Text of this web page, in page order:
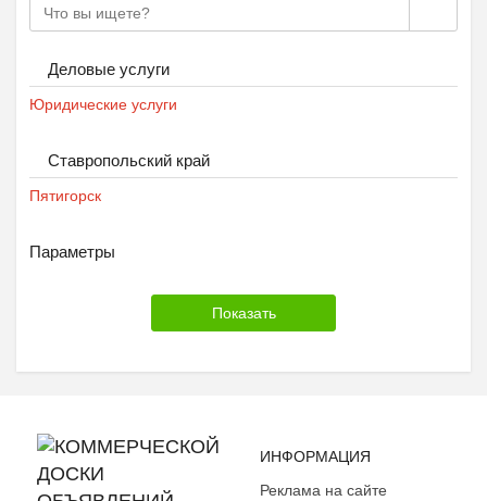
Деловые услуги
Юридические услуги
Ставропольский край
Пятигорск
Параметры
ИНФОРМАЦИЯ
Реклама на сайте